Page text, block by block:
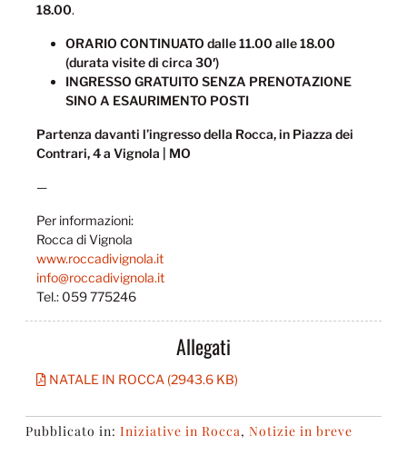
18.00.
ORARIO CONTINUATO dalle11.00 alle 18.00
(durata visite di circa 30′)
INGRESSO GRATUITO SENZA PRENOTAZIONE
SINO A ESAURIMENTO POSTI
Partenza davanti l’ingresso della Rocca, in Piazza dei
Contrari, 4 a Vignola | MO
—
Per informazioni:
Rocca di Vignola
www.roccadivignola.it
info@roccadivignola.it
Tel.: 059 775246
Allegati
NATALE IN ROCCA (2943.6 KB)
Pubblicato in: Iniziative in Rocca, Notizie in breve